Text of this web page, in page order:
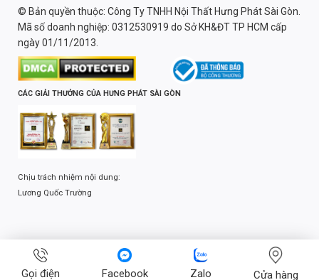
© Bản quyền thuộc: Công Ty TNHH Nội Thất Hưng Phát Sài Gòn.
Mã số doanh nghiệp: 0312530919 do Sở KH&ĐT TP HCM cấp
ngày 01/11/2013.
CÁC GIẢI THƯỞNG CỦA HƯNG PHÁT SÀI GÒN
Chịu trách nhiệm nội dung:
Lương Quốc Trường
Gọi điện Facebook Zalo Cửa hàng